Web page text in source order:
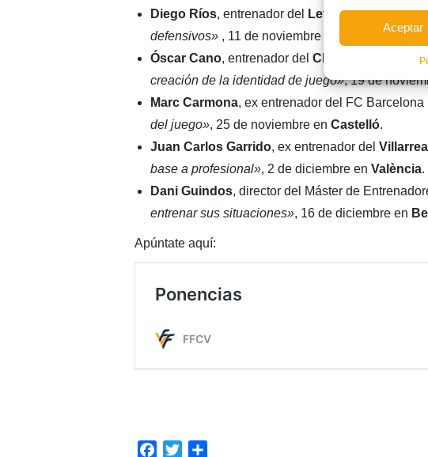
Aceptar
Diego Ríos, entrenador del Levante UD FS. «
defensivos» , 11 de noviembre en Colegio El
Óscar Cano, entrenador del CD Castellón
creación de la identidad de juego», 19 de
Marc Carmona, ex entrenador del FC Barcelona
del juego», 25 de noviembre en Castelló.
Juan Carlos Garrido, ex entrenador del
base a profesional», 2 de diciembre en València.
Dani Guindos, director del Máster de
entrenar sus situaciones», 16 de diciembre en
Apúntate aquí:
Facebook
Twitter